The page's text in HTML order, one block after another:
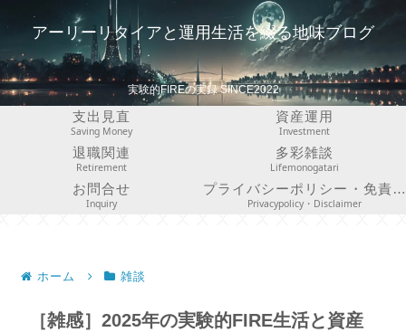
アーリーリタイアと運用生活を綴る地味ブログ
実験的FIREの実録 SINCE2022
支出見直
Saving Money
資産運用
Investment
退職関連
Retirement
多彩雑談
Lifemonogatari
お問合せ
Inquiry
プライバシーポリシー・免責事項
Privacypolicy・Disclaimer
ホーム 雑談
［雑感］2025年の実験的FIRE生活と資産